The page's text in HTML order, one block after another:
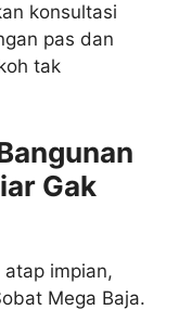
konsultasi
pas dan
tak
Gak
impian,
Mega Baja.